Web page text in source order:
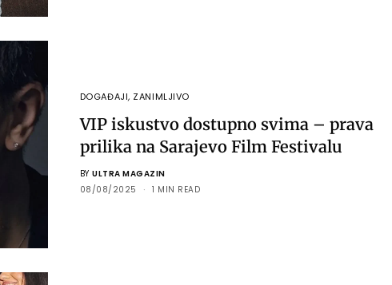
DOGAĐAJI, ZANIMLJIVO
VIP iskustvo dostupno svima – prava
prilika na Sarajevo Film Festivalu
BY ULTRA MAGAZIN
08/08/2025
1 MIN READ